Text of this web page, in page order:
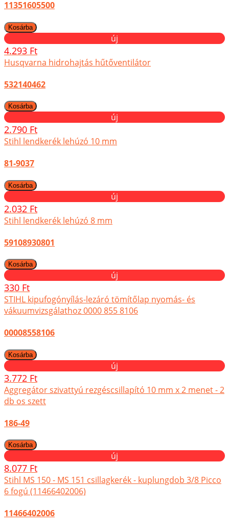
11351605500
új
4.293 Ft
Husqvarna hidrohajtás hűtőventilátor
532140462
új
2.790 Ft
Stihl lendkerék lehúzó 10 mm
81-9037
új
2.032 Ft
Stihl lendkerék lehúzó 8 mm
59108930801
új
330 Ft
STIHL kipufogónyílás-lezáró tömítőlap nyomás- és
vákuumvizsgálathoz 0000 855 8106
00008558106
új
3.772 Ft
Aggregátor szivattyú rezgéscsillapító 10 mm x 2 menet - 2
db os szett
186-49
új
8.077 Ft
Stihl MS 150 - MS 151 csillagkerék - kuplungdob 3/8 Picco
6 fogú (11466402006)
11466402006